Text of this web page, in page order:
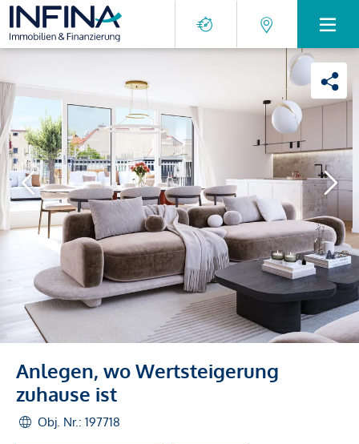
Anlegen, wo Wertsteigerung
zuhause ist
Obj. Nr.: 197718